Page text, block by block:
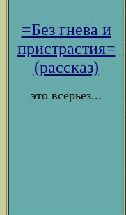
=Без гнева и
пристрастия=
(рассказ)
это всерьез...